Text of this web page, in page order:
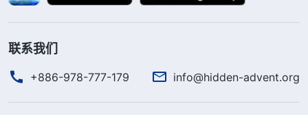
联系我们
+886-978-777-179 info@hidden-advent.org